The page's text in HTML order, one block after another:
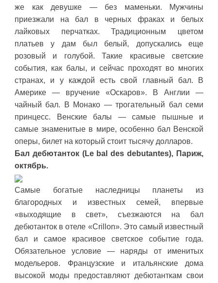
же как девушке — без маменьки. Мужчины
приезжали на бал в черных фраках и белых
лайковых перчатках. Традиционным цветом
платьев у дам был белый, допускались еще
розовый и голубой. Такие красивые светские
события, как балы, и сейчас проходят во многих
странах, и у каждой есть свой главный бал. В
Америке — вручение «Оскаров». В Англии —
чайный бал. В Монако — трогательный бал семи
принцесс. Венские балы — самые пышные и
самые знаменитые в мире, особенно бал Венской
оперы, билет на который стоит тысячу долларов.
Бал дебютанток (Le bal des debutantes), Париж,
октябрь.
Самые богатые наследницы планеты из
благородных и известных семей, впервые
«выходящие в свет», съезжаются на бал
дебютанток в отеле «Crillon». Это самый известный
бал и самое красивое светское событие года.
Обязательное условие — наряды от именитых
модельеров. Французские и итальянские дома
высокой моды предоставляют дебютанткам свои